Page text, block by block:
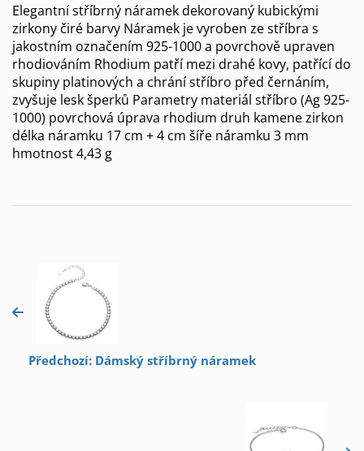
Elegantní stříbrný náramek dekorovaný kubickými
zirkony čiré barvy Náramek je vyroben ze stříbra s
jakostním označením 925-1000 a povrchově upraven
rhodiováním Rhodium patří mezi drahé kovy, patřící do
skupiny platinových a chrání stříbro před černáním,
zvyšuje lesk šperků Parametry materiál stříbro (Ag 925-
1000) povrchová úprava rhodium druh kamene zirkon
délka náramku 17 cm + 4 cm šíře náramku 3 mm
hmotnost 4,43 g
Předchozí: Dámský stříbrný náramek